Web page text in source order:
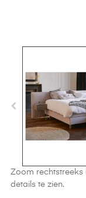
Zoom
details te zien.